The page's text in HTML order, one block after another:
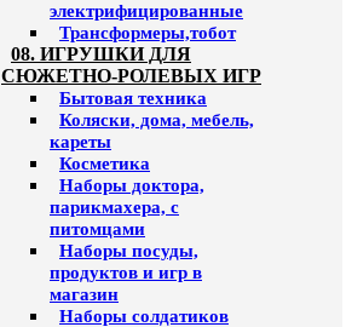
электрифицированные
Трансформеры,тобот
08. ИГРУШКИ ДЛЯ
СЮЖЕТНО-РОЛЕВЫХ ИГР
Бытовая техника
Коляски, дома, мебель,
кареты
Косметика
Наборы доктора,
парикмахера, с
питомцами
Наборы посуды,
продуктов и игр в
магазин
Наборы солдатиков